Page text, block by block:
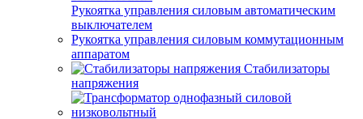
Рукоятка управления силовым автоматическим
выключателем
Рукоятка управления силовым коммутационным
аппаратом
Стабилизаторы
напряжения